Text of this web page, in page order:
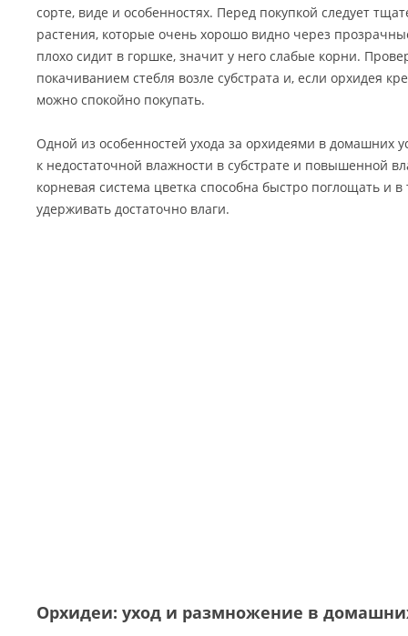
сорте, виде и особенностях. Перед покупкой следует
растения, которые очень хорошо видно через
плохо сидит в горшке, значит у него слабые корни.
покачиванием стебля возле субстрата и, если орхидея
можно спокойно покупать.
Одной из особенностей ухода за орхидеями в домашних
к недостаточной влажности в субстрате и повышенной
корневая система цветка способна быстро поглощать и
удерживать достаточно влаги.
Орхидеи: уход и размножение в